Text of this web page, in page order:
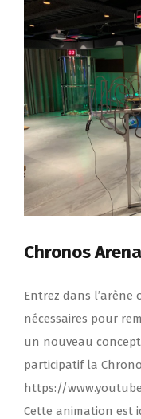
Chronos Arena
Entrez dans l’arène
nécessaires pour
un nouveau
participatif la
https://
Cette animation est